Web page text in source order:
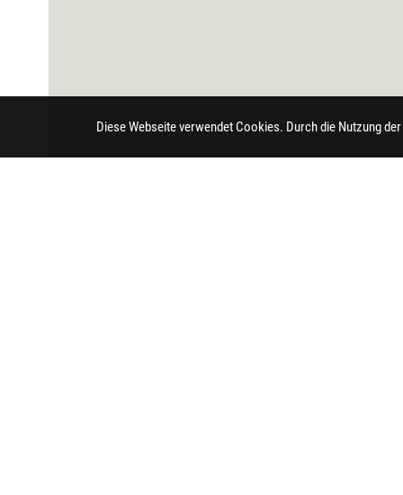
Diese Webseite verwendet Cookies. Durch die Nutzung